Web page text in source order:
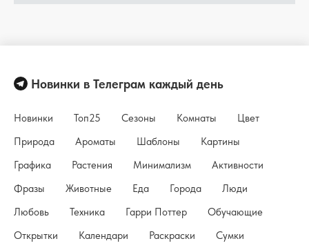
Новинки в Телеграм каждый день
Новинки Топ25 Сезоны Комнаты
Цвет
Природа
Ароматы Шаблоны
Картины
Графика
Растения Минимализм
Активности
Фразы
Животные Еда Города
Люди
Любовь
Техника Гарри Поттер
Обучающие
Открытки
Календари Раскраски Сумки